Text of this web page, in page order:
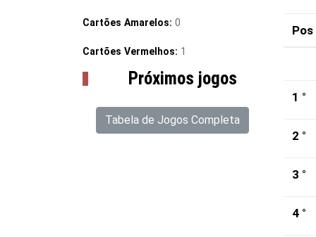
Cartões Amarelos: 0
Cartões Vermelhos: 1
Próximos jogos
Tabela de Jogos Completa
Pos
1 °
2 °
3 °
4 °